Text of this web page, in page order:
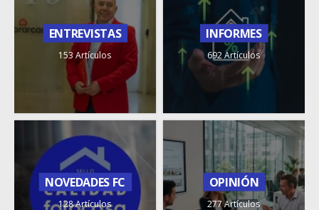
ENTREVISTAS
153 Artículos
INFORMES
692 Artículos
NOVEDADES FC
128 Artículos
OPINIÓN
277 Artículos